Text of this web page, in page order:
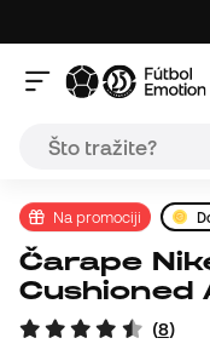
Na promociji
Čarape Nike Everyday
Cushioned
(8)